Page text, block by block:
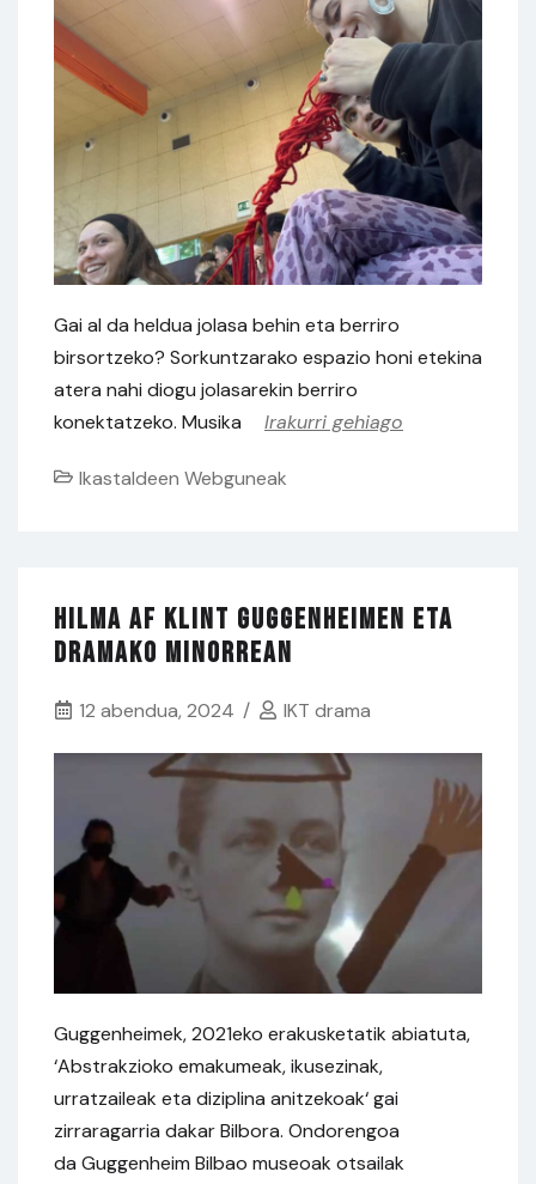
Gai al da heldua jolasa behin eta berriro
birsortzeko? Sorkuntzarako espazio honi etekina
atera nahi diogu jolasarekin berriro
konektatzeko. Musika
Irakurri gehiago
Ikastaldeen Webguneak
Hilma af Klint Guggenheimen eta
dramako minorrean
12 abendua, 2024 IKT drama
Guggenheimek, 2021eko erakusketatik abiatuta,
‘Abstrakzioko emakumeak, ikusezinak,
urratzaileak eta diziplina anitzekoak‘ gai
zirraragarria dakar Bilbora. Ondorengoa
da Guggenheim Bilbao museoak otsailak